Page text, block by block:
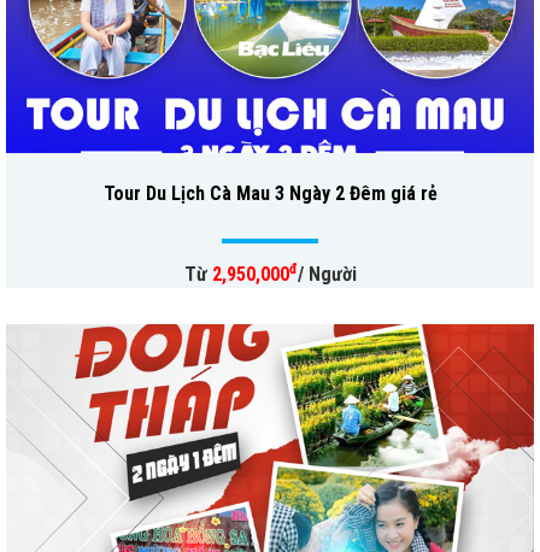
Tour Du Lịch Cà Mau 3 Ngày 2 Đêm giá rẻ
Từ 2,950,000đ/ Người